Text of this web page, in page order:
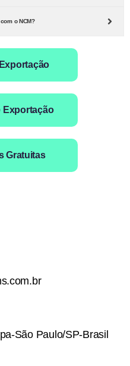
o NCM?
Exportação
Gratuitas
São Paulo/SP-Brasil